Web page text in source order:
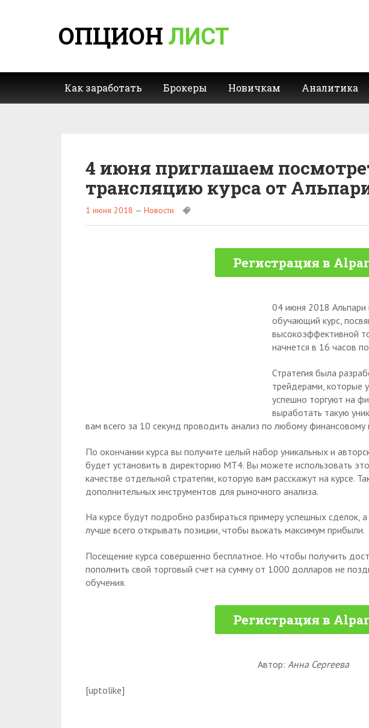
ОПЦИОН ЛИСТ
Как заработать Брокеры Новичкам Аналитика
4 июня приглашаем
трансляцию курса от
1 июня 2018 — Новости
Регистрация в
04 июня 2018 Альпари
обучающий курс,
высокоэффективной
начнется в 16 часов
Стратегия была
трейдерами, которые
успешно торгуют на
выработать такую
вам всего за 10 секунд проводить анализ по любому финансовому
По окончании курса вы получите целый набор уникальных и
будет установить в директорию МТ4. Вы можете использовать
качестве отдельной стратегии, которую вам расскажут на курсе.
дополнительных инструментов для рыночного анализа.
На курсе будут подробно разбираться примеру успешных сделок,
лучше всего открывать позиции, чтобы выжать максимум прибыли.
Посещение курса совершенно бесплатное. Но чтобы получить
пополнить свой торговый счет на сумму от 1000 долларов не
обучения.
Регистрация в
Автор: Анна Сергеева
[uptolike]